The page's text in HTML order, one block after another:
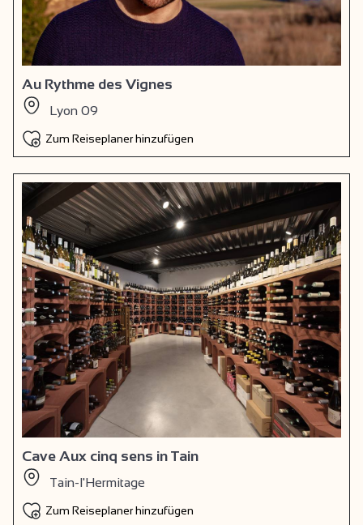
Au Rythme des Vignes
Lyon 09
Zum Reiseplaner hinzufügen
Cave Aux cinq sens in Tain
Tain-l'Hermitage
Zum Reiseplaner hinzufügen